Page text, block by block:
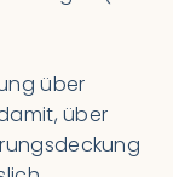
über
über